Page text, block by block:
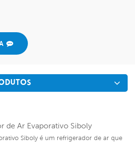
de Ar Evaporativo Siboly
Siboly é um refrigerador de ar que